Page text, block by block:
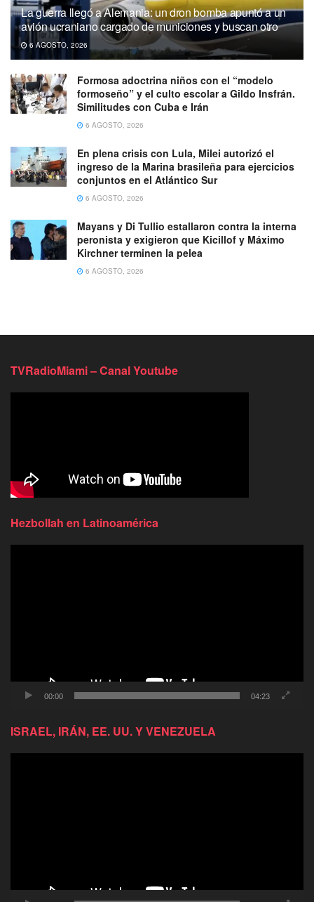
La guerra llegó a Alemania: un dron bomba apuntó a un
avión ucraniano cargado de municiones y buscan otro
6 AGOSTO, 2026
Formosa adoctrina niños con el “modelo
formoseño” y el culto escolar a Gildo Insfrán.
Similitudes con Cuba e Irán
6 AGOSTO, 2026
En plena crisis con Lula, Milei autorizó el
ingreso de la Marina brasileña para ejercicios
conjuntos en el Atlántico Sur
6 AGOSTO, 2026
Mayans y Di Tullio estallaron contra la interna
peronista y exigieron que Kicillof y Máximo
Kirchner terminen la pelea
6 AGOSTO, 2026
TVRadioMiami – Canal Youtube
Hezbollah en Latinoamérica
00:00 04:23
ISRAEL, IRÁN, EE. UU. Y VENEZUELA